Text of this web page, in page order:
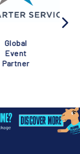
Global
Event
Partner